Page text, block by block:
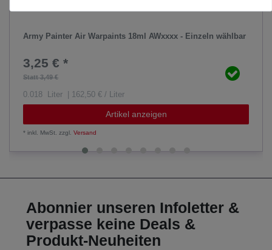
Army Painter Air Warpaints 18ml AWxxxx - Einzeln wählbar
Statt 3,49 €
3,25 € *
0.018 Liter | 162,50 € / Liter
Artikel anzeigen
*inkl. MwSt. zzgl.Versand
Abonnier unseren Infoletter &
verpasse keine Deals &
Produkt-Neuheiten